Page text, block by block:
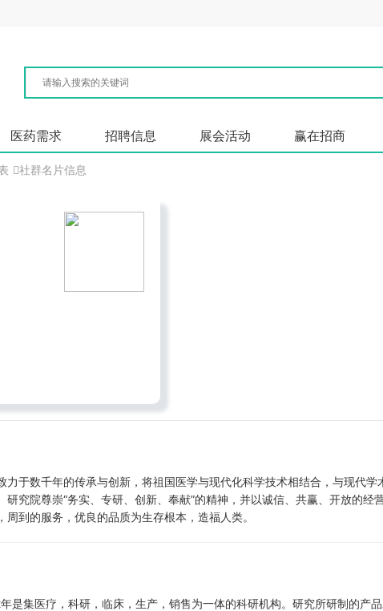
医药需求 招聘信息 展会活动 赢在招商
社群名片信息
力于数千年的传承与创新，将祖国医学与现代化科学技术相结合，与现代
究院尊崇“务实、专研、创新、奉献”的精神，并以诚信、共赢、开放的经
到的服务，优良的品质为生存根本，造福人类。
是集医疗，科研，临床，生产，销售为一体的科研机构。研究所研制的产